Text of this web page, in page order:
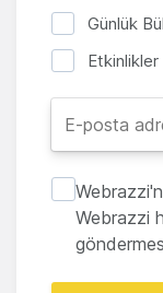
Günlük
Etkinlikler
Webrazzi